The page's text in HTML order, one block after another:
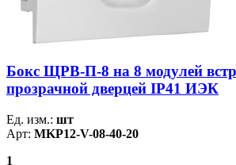
Бокс ЩРВ-П-8 на 8 модулей
прозрачной дверцей IP41 ИЭК
Ед. изм.: шт
Арт: MKP12-V-08-40-20
1